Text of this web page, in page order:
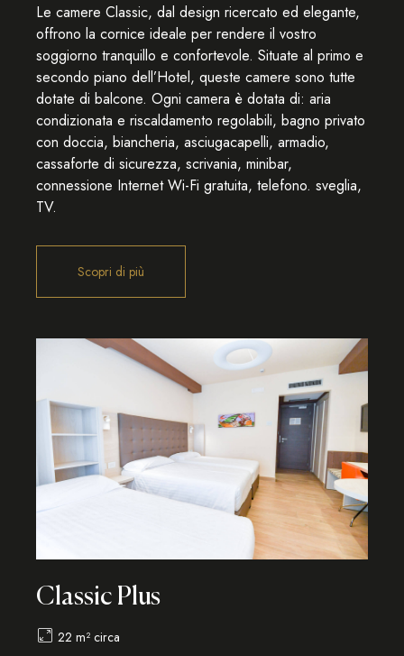
Le camere Classic, dal design ricercato ed elegante,
offrono la cornice ideale per rendere il vostro
soggiorno tranquillo e confortevole. Situate al primo e
secondo piano dell’Hotel, queste camere sono tutte
dotate di balcone. Ogni camera è dotata di: aria
condizionata e riscaldamento regolabili, bagno privato
con doccia, biancheria, asciugacapelli, armadio,
cassaforte di sicurezza, scrivania, minibar,
connessione Internet Wi-Fi gratuita, telefono. sveglia,
TV.
Classic Plus
22 m² circa